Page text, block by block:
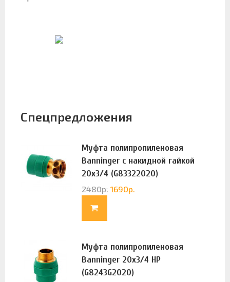
Спецпредложения
Муфта полипропиленовая
Banninger с накидной гайкой
20х3/4 (G83322020)
2480р. 1690р.
Муфта полипропиленовая
Banninger 20х3/4 НР
(G8243G2020)